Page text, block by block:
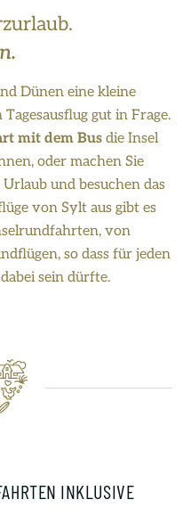
Dünen eine kleine
gut in Frage.
mit dem Busdie Insel
oder machen Sie
und besuchen das
von Sylt aus gibt es
von
so dass für jeden
sein dürfte.
INKLUSIVE